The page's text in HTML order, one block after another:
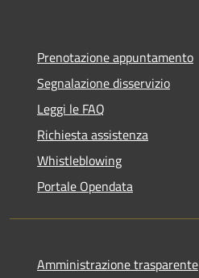
Prenotazione appuntamento
Segnalazione disservizio
Leggi le FAQ
Richiesta assistenza
Whistleblowing
Portale Opendata
Amministrazione trasparente